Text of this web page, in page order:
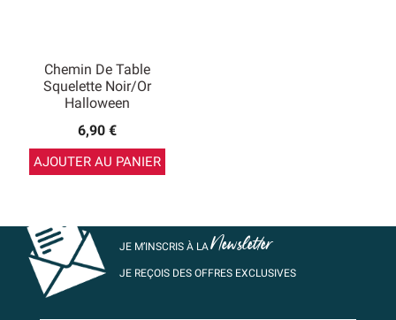
Chemin De Table
Squelette Noir/or
Halloween
6,90 €
AJOUTER AU PANIER
JE M’INSCRIS À LANewsletter
JE REÇOIS DES OFFRES EXCLUSIVES